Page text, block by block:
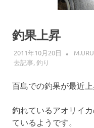
釣果上昇
2011年10月20日
去記事,釣り
百島での釣果が最近上
釣れているアオリイ
ているようです。